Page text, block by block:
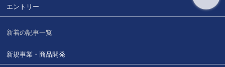
エントリー
新着の記事一覧
新規事業・商品開発